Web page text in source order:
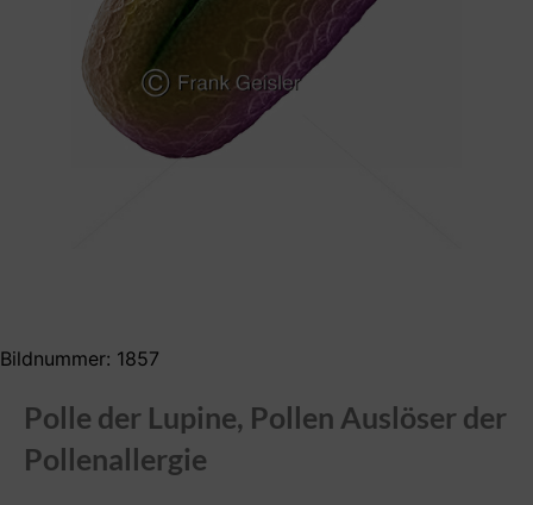
Bildnummer: 1857
Polle der Lupine, Pollen Auslöser der
Pollenallergie